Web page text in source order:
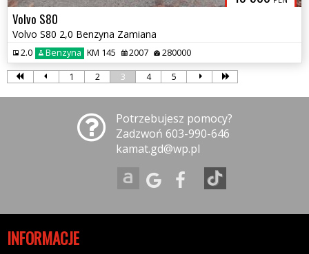
Volvo S80
Volvo S80 2,0 Benzyna Zamiana
2.0 Benzyna KM 145 2007 280000
1 2 3 4 5
Potrzebujesz pomocy?
Zadzwoń 603-990-646
kamat.gd@wp.pl
INFORMACJE